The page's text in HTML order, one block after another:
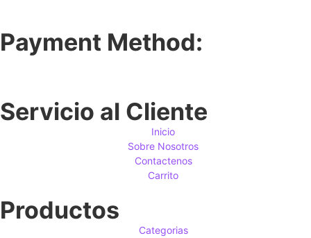
Payment Method:
Servicio al Cliente
Inicio
Sobre Nosotros
Contactenos
Carrito
Productos
Categorias